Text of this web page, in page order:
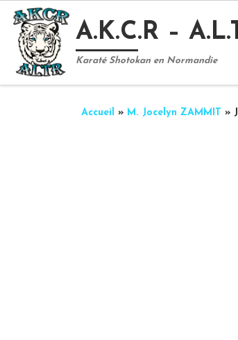
Passer au contenu
A.K.C.R –
Karaté Shotokan en Normandie
Accueil » M. Jocelyn ZAMMIT »